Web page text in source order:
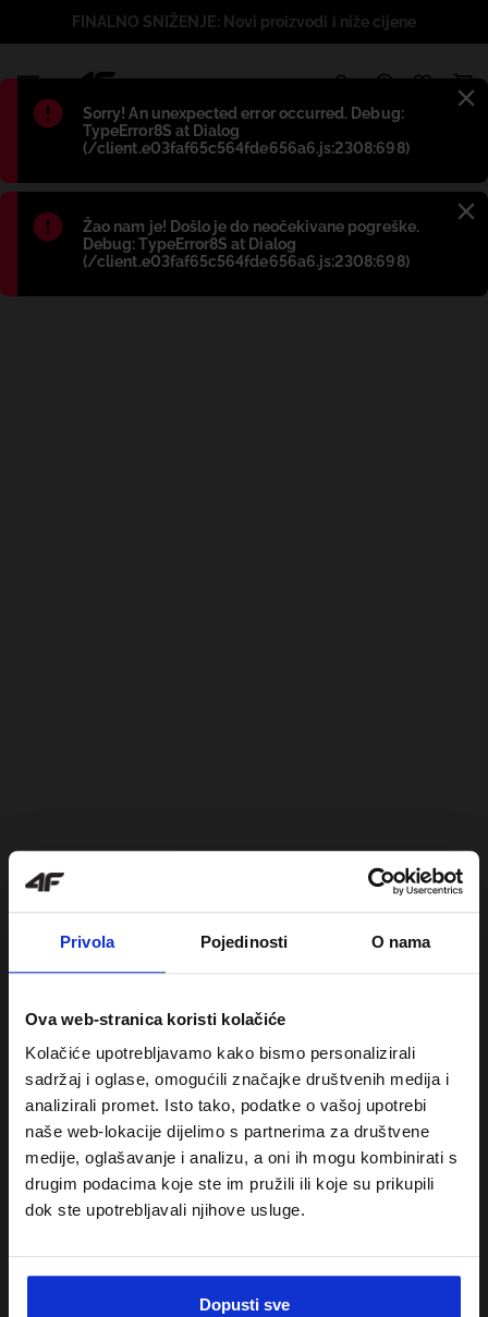
Privola Pojedinosti O nama
Ova web-stranica koristi kolačiće
Kolačiće upotrebljavamo kako bismo personalizirali
sadržaj i oglase, omogućili značajke društvenih medija i
analizirali promet. Isto tako, podatke o vašoj upotrebi
naše web-lokacije dijelimo s partnerima za društvene
medije, oglašavanje i analizu, a oni ih mogu kombinirati s
drugim podacima koje ste im pružili ili koje su prikupili
dok ste upotrebljavali njihove usluge.
Dopusti sve
Błąd:
Sorry! An unexpected error occurred. Debug:
TypeError8S at Dialog
(/client.e03faf65c564fde656a6.js:2308:698)
Błąd:
Žao nam je! Došlo je do neočekivane pogreške.
Debug: TypeError8S at Dialog
(/client.e03faf65c564fde656a6.js:2308:698)
FINALNO SNIŽENJE: Novi proizvodi i niže cijene